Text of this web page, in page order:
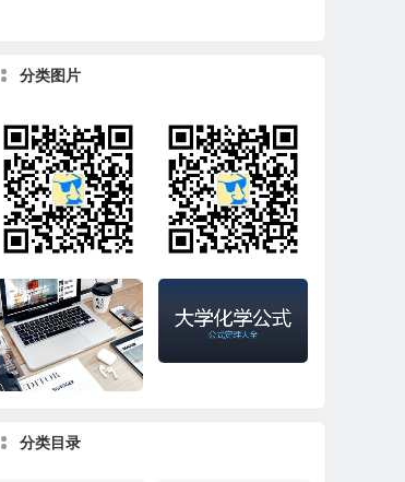
分类图片
自媒体专业工具｜Mar
kdown在线编辑器｜
｜公式专用工具｜知
分类目录